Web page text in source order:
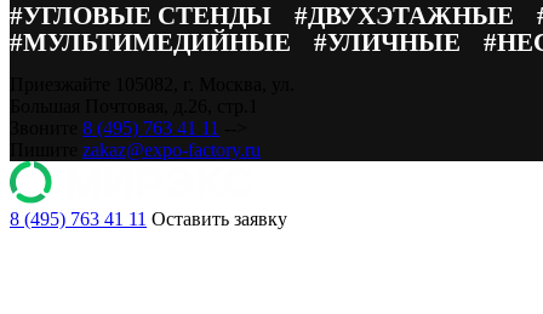
#УГЛОВЫЕ СТЕНДЫ #ДВУХЭТАЖНЫЕ
#МУЛЬТИМЕДИЙНЫЕ
#УЛИЧНЫЕ
8 (495) 763 41 11
zakaz@expo-factory.ru
8 (495) 763 41 11 Оставить заявку